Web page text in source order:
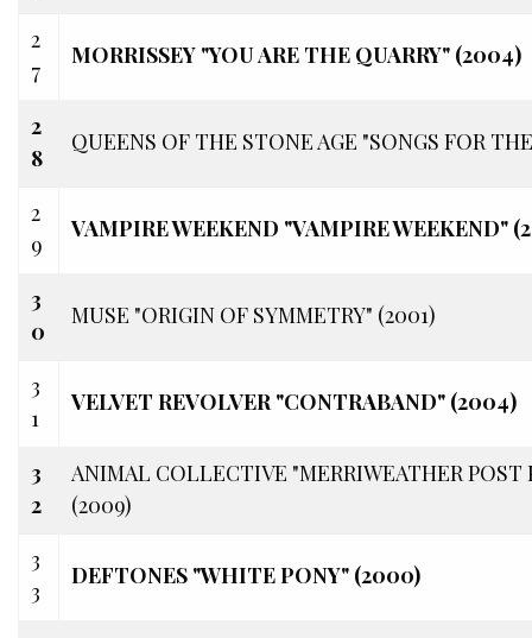
2
7
MORRISSEY "YOU ARE THE QUARRY" (2004)
2
8
QUEENS OF THE STONE AGE "SONGS FOR
2
9
VAMPIRE WEEKEND "VAMPIRE WEEKEND"
3
0
MUSE "ORIGIN OF SYMMETRY" (2001)
3
1
VELVET REVOLVER "CONTRABAND" (2004)
3
2
ANIMAL COLLECTIVE "MERRIWEATHER POST
(2009)
3
3
DEFTONES "WHITE PONY" (2000)